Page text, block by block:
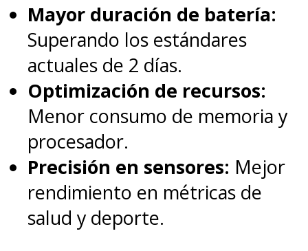
Mayor duración de batería:
Superando los estándares
actuales de 2 días.
Optimización de recursos:
Menor consumo de memoria y
procesador.
Precisión en sensores: Mejor
rendimiento en métricas de
salud y deporte.